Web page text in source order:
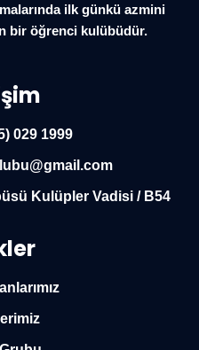
ilk günkü azmini
bir öğrenci kulübüdür.
029 1999
Kulüpler Vadisi / B54